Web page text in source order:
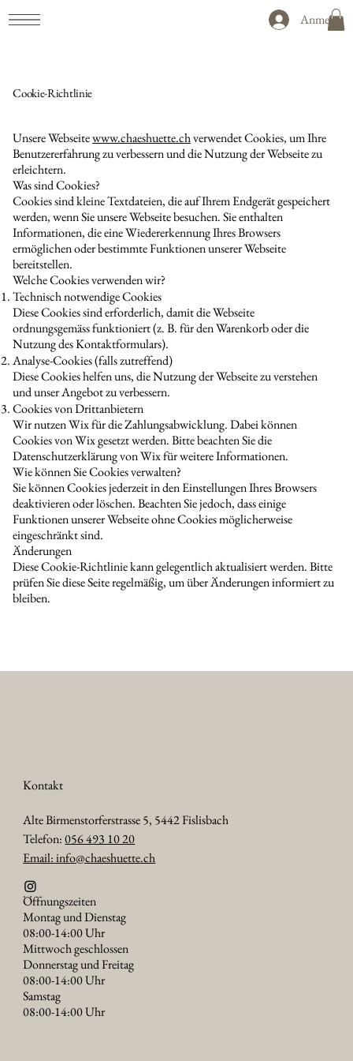
Anmelden
Cookie-Richtlinie
Unsere Webseitewww.chaeshuette.chverwendet Cookies, um Ihre
Benutzererfahrung zu verbessern und die Nutzung der Webseite zu
erleichtern.
Was sind Cookies?
Cookies sind kleine Textdateien, die auf Ihrem Endgerät gespeichert
werden, wenn Sie unsere Webseite besuchen. Sie enthalten
Informationen, die eine Wiedererkennung Ihres Browsers
ermöglichen oder bestimmte Funktionen unserer Webseite
bereitstellen.
Welche Cookies verwenden wir?
Technisch notwendige Cookies
Diese Cookies sind erforderlich, damit die Webseite
ordnungsgemäss funktioniert (z. B. für den Warenkorb oder die
Nutzung des Kontaktformulars).
Analyse-Cookies (falls zutreffend)
Diese Cookies helfen uns, die Nutzung der Webseite zu verstehen
und unser Angebot zu verbessern.
Cookies von Drittanbietern
Wir nutzen Wix für die Zahlungsabwicklung. Dabei können
Cookies von Wix gesetzt werden. Bitte beachten Sie die
Datenschutzerklärung von Wix für weitere Informationen.
Wie können Sie Cookies verwalten?
Sie können Cookies jederzeit in den Einstellungen Ihres Browsers
deaktivieren oder löschen. Beachten Sie jedoch, dass einige
Funktionen unserer Webseite ohne Cookies möglicherweise
eingeschränkt sind.
Änderungen
Diese Cookie-Richtlinie kann gelegentlich aktualisiert werden. Bitte
prüfen Sie diese Seite regelmäßig, um über Änderungen informiert zu
bleiben.
Kontakt
Alte Birmenstorferstrasse 5, 5442 Fislisbach
Telefon:056 493 10 20
Email: info@chaeshuette.ch
Öffnungszeiten
Montag und Dienstag
08:00-14:00 Uhr
Mittwoch geschlossen
Donnerstag und Freitag
08:00-14:00 Uhr
Samstag
08:00-14:00 Uhr